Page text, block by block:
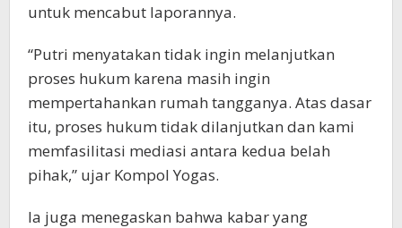
untuk mencabut laporannya.
“Putri menyatakan tidak ingin melanjutkan
proses hukum karena masih ingin
mempertahankan rumah tangganya. Atas dasar
itu, proses hukum tidak dilanjutkan dan kami
memfasilitasi mediasi antara kedua belah
pihak,” ujar Kompol Yogas.
Ia juga menegaskan bahwa kabar yang